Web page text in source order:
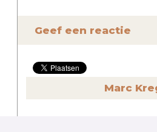
Geef een reactie
Marc